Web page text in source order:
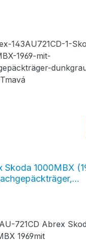
Skoda 1000MBX
721CD Abrex
1969mit